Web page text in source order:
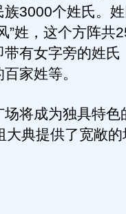
3000个姓氏。
”姓，这个方阵共
有女字旁的姓氏
家姓等。
将成为独具特色
大典提供了宽敞